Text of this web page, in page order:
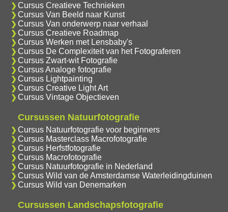
Cursus Creatieve Technieken
Cursus Van Beeld naar Kunst
Cursus Van onderwerp naar verhaal
Cursus Creatieve Roadmap
Cursus Werken met Lensbaby's
Cursus De Complexiteit van het Fotograferen
Cursus Zwart-wit Fotografie
Cursus Analoge fotografie
Cursus Lightpainting
Cursus Creative Light Art
Cursus Vintage Objectieven
Cursussen Natuurfotografie
Cursus Natuurfotografie voor beginners
Cursus Masterclass Macrofotografie
Cursus Herfstfotografie
Cursus Macrofotografie
Cursus Natuurfotografie in Nederland
Cursus Wild van de Amsterdamse Waterleidingduinen
Cursus Wild van Denemarken
Cursussen Landschapsfotografie